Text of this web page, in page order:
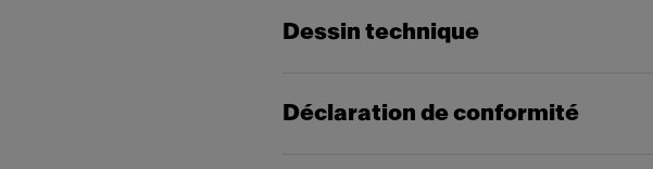
Dessin technique
Déclaration de conformité